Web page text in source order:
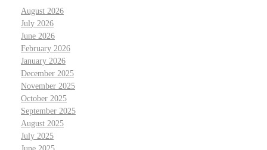
August 2026
July 2026
June 2026
February 2026
January 2026
December 2025
November 2025
October 2025
September 2025
August 2025
July 2025